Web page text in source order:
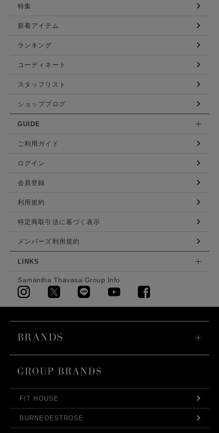
特集
新着アイテム
ランキング
コーディネート
スタッフリスト
ショップブログ
GUIDE
ご利用ガイド
ログイン
会員登録
利用規約
特定商取引法に基づく表示
メンバーズ利用規約
LINKS
Samantha Thavasa Group Info.
FIT HOUSE
BURNEDESTROSE